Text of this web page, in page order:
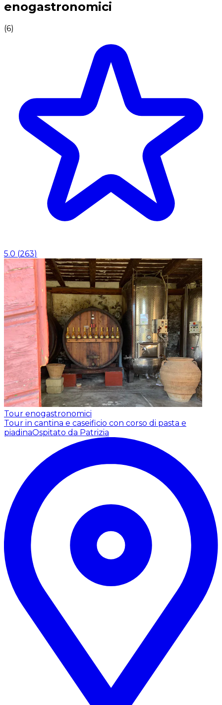
enogastronomici
(6)
5.0 (263)
Tour enogastronomici
Tour in cantina e caseificio con corso di pasta e
piadinaOspitato da Patrizia